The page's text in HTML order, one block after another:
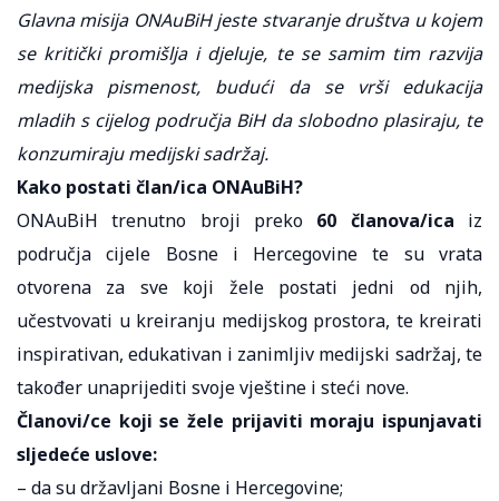
Glavna misija ONAuBiH jeste stvaranje društva u kojem
se kritički promišlja i djeluje, te se samim tim razvija
medijska pismenost, budući da se vrši edukacija
mladih s cijelog područja BiH da slobodno plasiraju, te
konzumiraju medijski sadržaj.
Kako postati član/ica ONAuBiH?
ONAuBiH trenutno broji preko 60 članova/ica iz
područja cijele Bosne i Hercegovine te su vrata
otvorena za sve koji žele postati jedni od njih,
učestvovati u kreiranju medijskog prostora, te kreirati
inspirativan, edukativan i zanimljiv medijski sadržaj, te
također unaprijediti svoje vještine i steći nove.
Članovi/ce koji se žele prijaviti moraju ispunjavati
sljedeće uslove:
– da su državljani Bosne i Hercegovine;